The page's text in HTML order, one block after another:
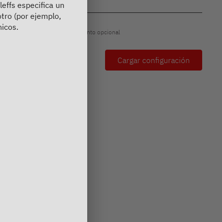
La foto puede incluir equipamiento opcional
Cargar configuración
especifica un
(por ejemplo,